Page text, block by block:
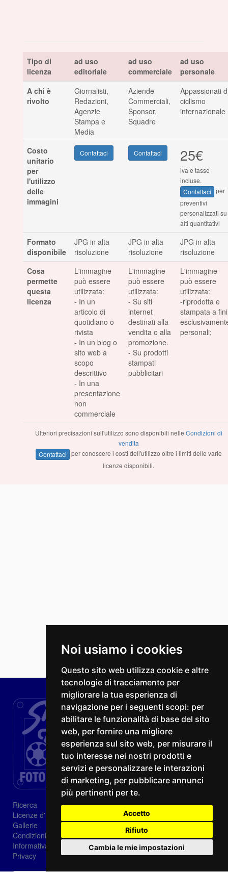
Noi usiamo i cookies
Questo sito web utilizza cookie e altre
tecnologie di tracciamento per
migliorare la tua esperienza di
navigazione per i seguenti scopi: per
abilitare le funzionalità di base del sito
web, per fornire una migliore
esperienza sul sito web, per misurare il
tuo interesse nei nostri prodotti e
servizi e personalizzare le interazioni
di marketing, per pubblicare annunci
più pertinenti per te.
Accetto
Rifiuto
Cambia le mie impostazioni
Tipo di
licenza
ad uso
editoriale
ad uso
commerciale
ad uso
personale
A chi è
rivolto
Giornalisti,
Redazioni,
Agenzie
Stampa e
Media
Aziende
Commerciali,
Sponsor,
Squadre
Appassionati
ciclismo
internazionale
Costo
unitario
per
l'utilizzo
delle
immagini
Contattaci Contattaci 25€
iva e tasse
incluse.
Contattaci per
preventivi
personalizzati su
alti quantitativi
Formato
disponibile
JPG in alta
risoluzione
JPG in alta
risoluzione
JPG in alta
risoluzione
Cosa
permette
questa
licenza
L'immagine
può essere
utilizzata:
- In un
articolo di
quotidiano o
rivista
- In un blog o
sito web a
scopo
descrittivo
- In una
presentazione
non
commerciale
L'immagine
può essere
utilizzata:
- Su siti
internet
destinati alla
vendita o alla
promozione.
- Su prodotti
stampati
pubblicitari
L'immagine
può essere
utilizzata:
-riprodotta e
stampata a fini
personali;
Ulteriori precisazioni sull'utilizzo sono disponibili nelle Condizioni di
vendita
Contattaci per conoscere i costi dell'utilizzo oltre i limiti delle varie
licenze disponibili.
Ricerca
Licenze d'utilizzo
Gallerie
Condizioni di vendita
Informativa sui Cookie
Privacy